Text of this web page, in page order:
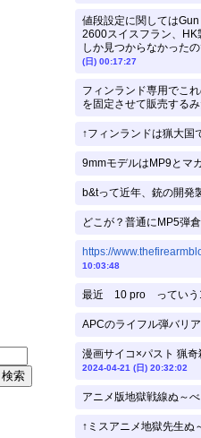
値段設定に関しては
2600スイスフラン、HK
しか見つからなかった
(日) 00:17:27
フィンランド専用でこ
を固定させて販売する
↑フィンランドは猟大国
9mmモデルはMP9とマ
b&tって近年、銃の開発
どこが？普通にMP5弾
https://
10:03:48
最近 10 pro っていう
APCのライフル弾バリ
漫画サイコ×パスト 猟
2024-04-21 (日) 20:32:02
アニメ版地獄戦線ぬ～
↑ミスアニメ地獄先生ぬ